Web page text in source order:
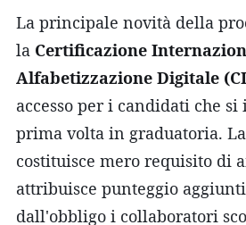
La principale novità della
la Certificazione
Alfabetizzazione Digitale
accesso per i candidati che
prima volta in graduatoria.
costituisce mero requisito di
attribuisce punteggio
dall'obbligo i collaboratori